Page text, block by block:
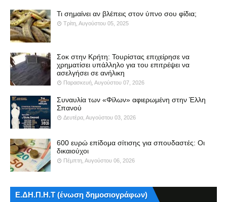
Τι σημαίνει αν βλέπεις στον ύπνο σου φίδια;
Τρίτη, Αυγούστου 05, 2025
Σοκ στην Κρήτη: Τουρίστας επιχείρησε να
χρηματίσει υπάλληλο για του επιτρέψει να
ασελγήσει σε ανήλικη
Παρασκευή, Αυγούστου 07, 2026
Συναυλία των «Φίλων» αφιερωμένη στην Έλλη
Σπανού
Δευτέρα, Αυγούστου 03, 2026
600 ευρώ επίδομα σίτισης για σπουδαστές: Οι
δικαιούχοι
Πέμπτη, Αυγούστου 06, 2026
Ε.ΔΗ.Π.Η.Τ (ένωση δημοσιογράφων)